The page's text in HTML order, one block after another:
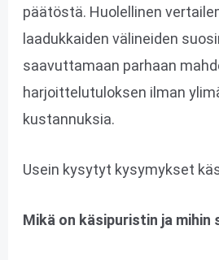
päätöstä. Huolellinen
laadukkaiden välineiden
saavuttamaan parhaan
harjoittelutuloksen ilman
kustannuksia.
Usein kysytyt kysymykset
Mikä on käsipuristin ja mihin